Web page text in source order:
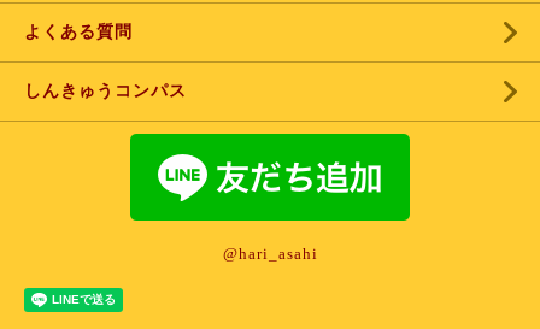
よくある質問
しんきゅうコンパス
@hari_asahi